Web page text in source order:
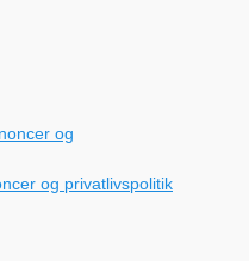
og privatlivspolitik